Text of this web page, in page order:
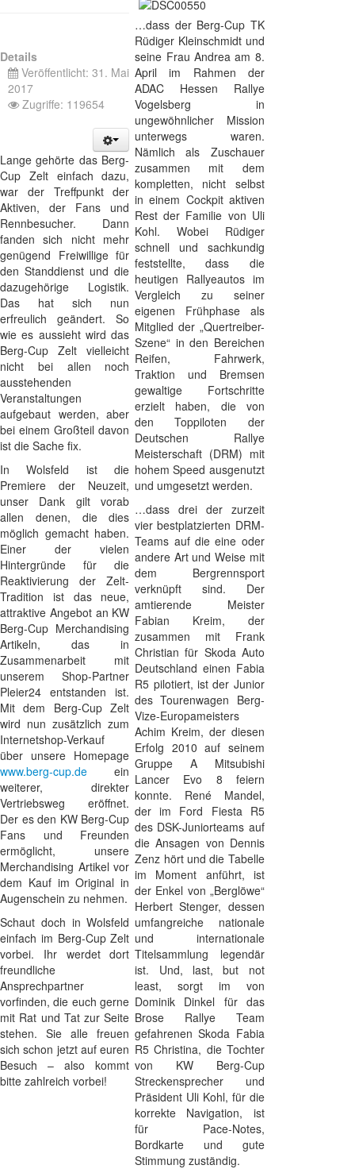
Details
Veröffentlicht: 31. Mai
2017
Zugriffe: 119654
Lange gehörte das Berg-
Cup Zelt einfach dazu,
war der Treffpunkt der
Aktiven, der Fans und
Rennbesucher. Dann
fanden sich nicht mehr
genügend Freiwillige für
den Standdienst und die
dazugehörige Logistik.
Das hat sich nun
erfreulich geändert. So
wie es aussieht wird das
Berg-Cup Zelt vielleicht
nicht bei allen noch
ausstehenden
Veranstaltungen
aufgebaut werden, aber
bei einem Großteil davon
ist die Sache fix.
In Wolsfeld ist die
Premiere der Neuzeit,
unser Dank gilt vorab
allen denen, die dies
möglich gemacht haben.
Einer der vielen
Hintergründe für die
Reaktivierung der Zelt-
Tradition ist das neue,
attraktive Angebot an KW
Berg-Cup Merchandising
Artikeln, das in
Zusammenarbeit mit
unserem Shop-Partner
Pleier24 entstanden ist.
Mit dem Berg-Cup Zelt
wird nun zusätzlich zum
Internetshop-Verkauf
über unsere Homepage
www.berg-cup.de ein
weiterer, direkter
Vertriebsweg eröffnet.
Der es den KW Berg-Cup
Fans und Freunden
ermöglicht, unsere
Merchandising Artikel vor
dem Kauf im Original in
Augenschein zu nehmen.
Schaut doch in Wolsfeld
einfach im Berg-Cup Zelt
vorbei. Ihr werdet dort
freundliche
Ansprechpartner
vorfinden, die euch gerne
mit Rat und Tat zur Seite
stehen. Sie alle freuen
sich schon jetzt auf euren
Besuch – also kommt
bitte zahlreich vorbei!
…dass der Berg-Cup TK
Rüdiger Kleinschmidt und
seine Frau Andrea am 8.
April im Rahmen der
ADAC Hessen Rallye
Vogelsberg in
ungewöhnlicher Mission
unterwegs waren.
Nämlich als Zuschauer
zusammen mit dem
kompletten, nicht selbst
in einem Cockpit aktiven
Rest der Familie von Uli
Kohl. Wobei Rüdiger
schnell und sachkundig
feststellte, dass die
heutigen Rallyeautos im
Vergleich zu seiner
eigenen Frühphase als
Mitglied der „Quertreiber-
Szene“ in den Bereichen
Reifen, Fahrwerk,
Traktion und Bremsen
gewaltige Fortschritte
erzielt haben, die von
den Toppiloten der
Deutschen Rallye
Meisterschaft (DRM) mit
hohem Speed ausgenutzt
und umgesetzt werden.
…dass drei der zurzeit
vier bestplatzierten DRM-
Teams auf die eine oder
andere Art und Weise mit
dem Bergrennsport
verknüpft sind. Der
amtierende Meister
Fabian Kreim, der
zusammen mit Frank
Christian für Skoda Auto
Deutschland einen Fabia
R5 pilotiert, ist der Junior
des Tourenwagen Berg-
Vize-Europameisters
Achim Kreim, der diesen
Erfolg 2010 auf seinem
Gruppe A Mitsubishi
Lancer Evo 8 feiern
konnte. René Mandel,
der im Ford Fiesta R5
des DSK-Juniorteams auf
die Ansagen von Dennis
Zenz hört und die Tabelle
im Moment anführt, ist
der Enkel von „Berglöwe“
Herbert Stenger, dessen
umfangreiche nationale
und internationale
Titelsammlung legendär
ist. Und, last, but not
least, sorgt im von
Dominik Dinkel für das
Brose Rallye Team
gefahrenen Skoda Fabia
R5 Christina, die Tochter
von KW Berg-Cup
Streckensprecher und
Präsident Uli Kohl, für die
korrekte Navigation, ist
für Pace-Notes,
Bordkarte und gute
Stimmung zuständig.